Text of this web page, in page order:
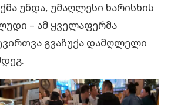
უნდა, უმაღლესი ხარისხის
– ამ ყველაფერმა
გვაჩუქა დამღლელი